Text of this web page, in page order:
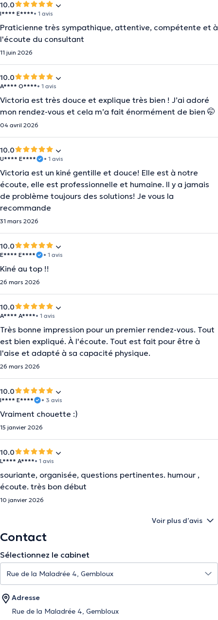
10.0
I**** E****• 1 avis
Praticienne très sympathique, attentive, compétente et à
l'écoute du consultant
11 juin 2026
10.0
A**** O****• 1 avis
Victoria est très douce et explique très bien ! J’ai adoré
mon rendez-vous et cela m’a fait énormément de bien 🤭
04 avril 2026
10.0
U**** E**** • 1 avis
Victoria est un kiné gentille et douce! Elle est à notre
écoute, elle est professionnelle et humaine. Il y a jamais
de problème toujours des solutions! Je vous la
recommande
31 mars 2026
10.0
E**** E**** • 1 avis
Kiné au top !!
26 mars 2026
10.0
A**** A****• 1 avis
Très bonne impression pour un premier rendez-vous. Tout
est bien expliqué. À l'écoute. Tout est fait pour être à
l'aise et adapté à sa capacité physique.
26 mars 2026
10.0
I**** E**** • 3 avis
Vraiment chouette :)
15 janvier 2026
10.0
L**** A****• 1 avis
souriante, organisée, questions pertinentes. humour ,
écoute. très bon début
10 janvier 2026
Voir plus d’avis
Contact
Sélectionnez le cabinet
Adresse
Rue de la Maladrée 4, Gembloux